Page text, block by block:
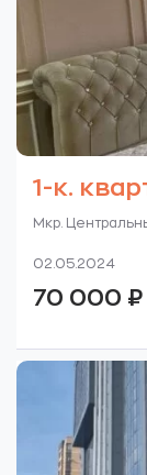
1-к.
Мкр.
02.05.2024
70 000 ₽